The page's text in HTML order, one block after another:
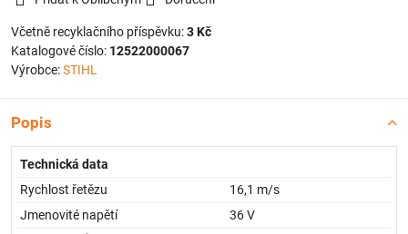
Včetně recyklačního příspěvku:3 Kč
Katalogové číslo: 12522000067
Výrobce:STIHL
Popis
Technická data
Rychlost řetězu
16,1 m/s
Jmenovité napětí
36 V